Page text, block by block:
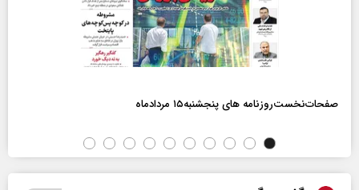
صفحات‌نخست‌روزنامه ها‌ی پنجشنبه‌۱۵ مردادماه